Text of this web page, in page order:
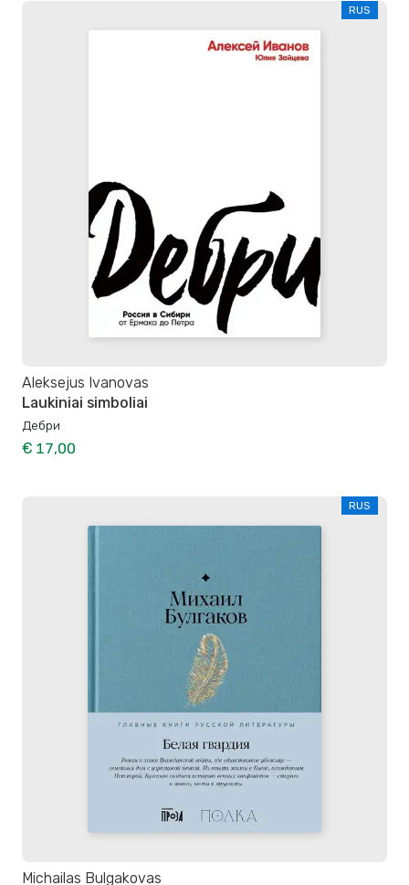
RUS
Aleksejus Ivanovas
Laukiniai simboliai
Дебри
€ 17,00
RUS
Michailas Bulgakovas